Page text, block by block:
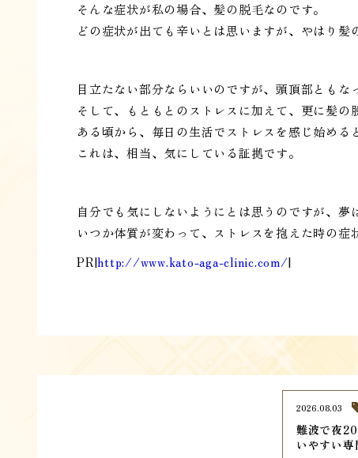
そんな症状が私の場合、髪の脱毛なのです。
どの症状が出ても辛いとは思いますが、やはり髪
目立たない部分ならいいのですが、頭頂部ともな
そして、もともとのストレスに加えて、更に髪の
ある頃から、毎日の生活でストレスを感じ始める
これは、相当、気にしている証拠です。
自分でも気にしないようにとは思うのですが、夢
いつか体質が変わって、ストレスを抱えた時の症
PR|http://www.kato-aga-clinic.com/|
難波で夜
いやすい専
2026.08.03